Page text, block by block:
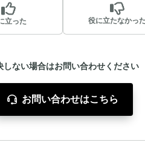
立った 役に立たなかった
しない場合はお問い合わせください
お問い合わせはこちら